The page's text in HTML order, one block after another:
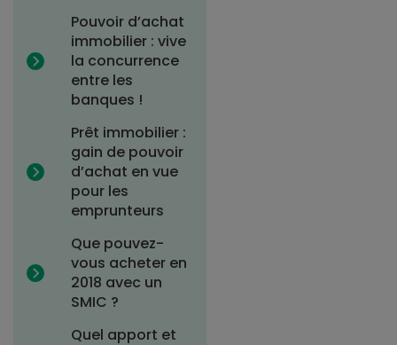
Pouvoir d’achat
immobilier : vive
la concurrence
entre les
banques !
Prêt immobilier :
gain de pouvoir
d’achat en vue
pour les
emprunteurs
Que pouvez-
vous acheter en
2018 avec un
SMIC ?
Quel apport et